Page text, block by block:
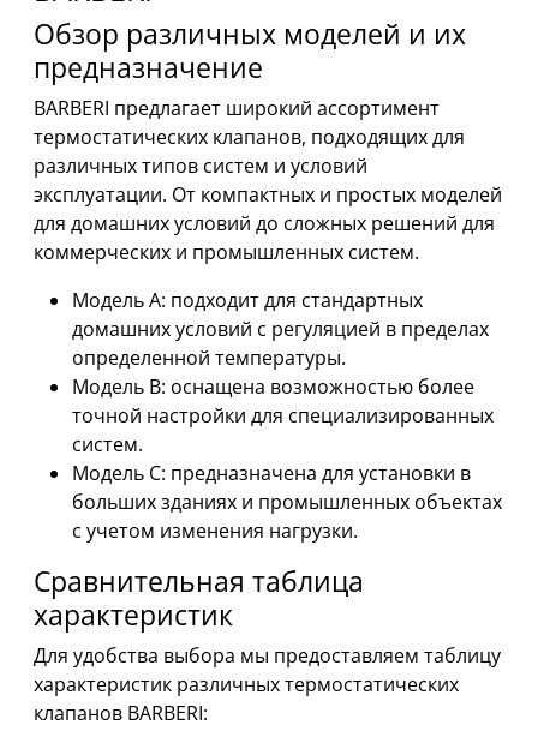
Обзор различных моделей и их
предназначение
BARBERI предлагает широкий ассортимент
термостатических клапанов, подходящих для
различных типов систем и условий
эксплуатации. От компактных и простых моделей
для домашних условий до сложных решений для
коммерческих и промышленных систем.
Модель A: подходит для стандартных
домашних условий с регуляцией в пределах
определенной температуры.
Модель B: оснащена возможностью более
точной настройки для специализированных
систем.
Модель C: предназначена для установки в
больших зданиях и промышленных объектах
с учетом изменения нагрузки.
Сравнительная таблица
характеристик
Для удобства выбора мы предоставляем таблицу
характеристик различных термостатических
клапанов BARBERI: